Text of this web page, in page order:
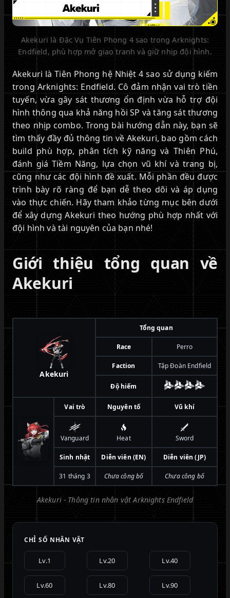
Akekuri là Đặc Vụ Tiên Phong 4 sao trong Arknights:
Endfield, phù hợp mở giao tranh và giữ nhịp đội hình.
Akekuri là Tiên Phong hệ Nhiệt 4 sao sử dụng kiếm
trong Arknights: Endfield. Cô đảm nhận vai trò tiền
tuyến, vừa gây sát thương ổn định vừa hỗ trợ đội
hình thông qua khả năng hồi SP và tăng sát thương
theo nhịp combo. Trong bài hướng dẫn này, bạn sẽ
tìm thấy đầy đủ thông tin về Akekuri, bao gồm cách
build phù hợp, phân tích kỹ năng và Thiên Phú,
đánh giá Tiềm Năng, lựa chọn vũ khí và trang bị,
cũng như các đội hình đề xuất. Mỗi phần đều được
trình bày rõ ràng để bạn dễ theo dõi và áp dụng
vào thực chiến. Hãy tham khảo từng mục bên dưới
để xây dựng Akekuri theo hướng phù hợp nhất với
đội hình và tài nguyên của bạn nhé!
Giới thiệu tổng quan về
Akekuri
Akekuri
Tổng quan
Race Perro
Faction Tập Đoàn Endfield
Độ hiếm
Vai trò Nguyên tố Vũ khí
Vanguard Heat Sword
Sinh nhật Diễn viên (EN) Diễn viên (JP)
31 tháng 3 Chưa công bố Chưa công bố
Akekuri - Thông tin nhân vật Arknights Endfield
CHỈ SỐ NHÂN VẬT
Lv.1 Lv.20 Lv.40
Lv.60 Lv.80 Lv.90